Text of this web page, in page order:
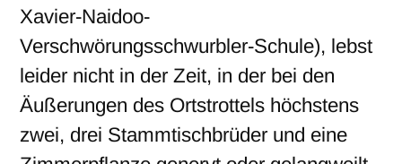
Xavier-Naidoo-
Verschwörungsschwurbler-Schule), lebst
leider nicht in der Zeit, in der bei den
Äußerungen des Ortstrottels höchstens
zwei, drei Stammtischbrüder und eine